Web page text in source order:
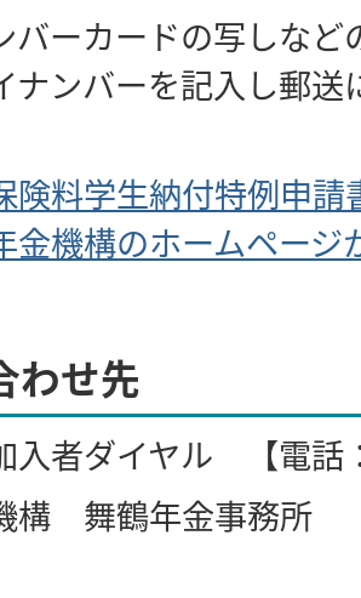
バーカードの写しな
ナンバーを記入し郵送
険料学生納付特例申
金機構のホームページ
わせ先
入者ダイヤル 【電話
構 舞鶴年金事務所